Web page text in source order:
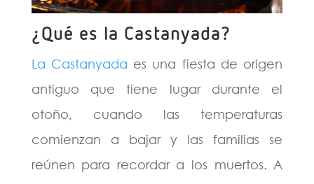
¿Qué es la Castanyada?
La Castanyada es una fiesta de origen
antiguo que tiene lugar durante el
otoño, cuando las temperaturas
comienzan a bajar y las familias se
reúnen para recordar a los muertos. A